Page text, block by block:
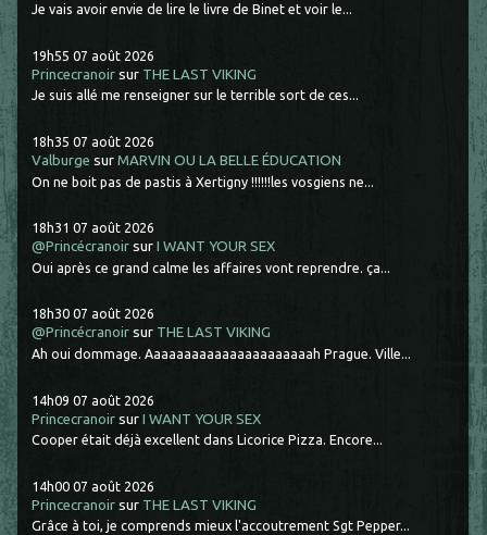
Je vais avoir envie de lire le livre de Binet et voir le...
19h55 07 août 2026
Princecranoir sur THE LAST VIKING
Je suis allé me renseigner sur le terrible sort de ces...
18h35 07 août 2026
Valburge surMARVIN OU LA BELLE ÉDUCATION
On ne boit pas de pastis à Xertigny !!!!!!les vosgiens ne...
18h31 07 août 2026
@Princécranoir surI WANT YOUR SEX
Oui après ce grand calme les affaires vont reprendre. ça...
18h30 07 août 2026
@Princécranoir sur THE LAST VIKING
Ah oui dommage. Aaaaaaaaaaaaaaaaaaaaaah Prague. Ville...
14h09 07 août 2026
Princecranoir surI WANT YOUR SEX
Cooper était déjà excellent dans Licorice Pizza. Encore...
14h00 07 août 2026
Princecranoir sur THE LAST VIKING
Grâce à toi, je comprends mieux l'accoutrement Sgt Pepper...